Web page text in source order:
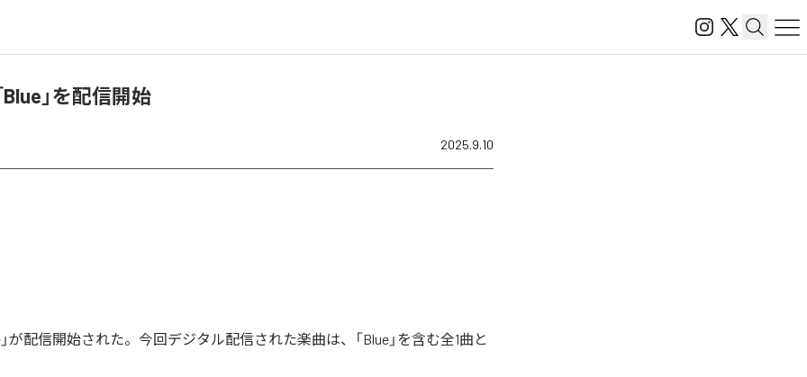
」を配信開始
2025.9.10
」が配信開始された。今回デジタル配信された楽曲は、「Blue」を含む全1曲と